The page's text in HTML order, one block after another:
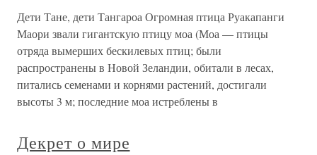
Дети Тане, дети Тангароа Огромная птица Руакапанги
Маори звали гигантскую птицу моа (Моа — птицы
отряда вымерших бескилевых птиц; были
распространены в Новой Зеландии, обитали в лесах,
питались семенами и корнями растений, достигали
высоты 3 м; последние моа истреблены в
Декрет о мире